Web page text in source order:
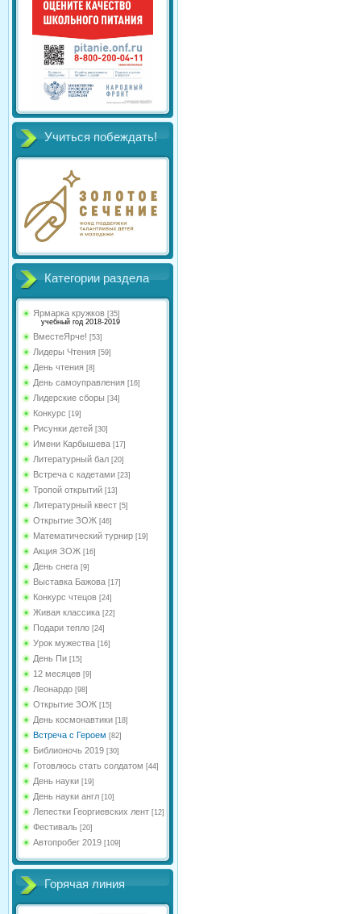
Учиться побеждать!
Категории раздела
Ярмарка кружков [35]
учебный год 2018-2019
ВместеЯрче! [53]
Лидеры Чтения [59]
День чтения [8]
День самоуправления [16]
Лидерские сборы [34]
Конкурс [19]
Рисунки детей [30]
Имени Карбышева [17]
Литературный бал [20]
Встреча с кадетами [23]
Тропой открытий [13]
Литературный квест [5]
Открытие ЗОЖ [46]
Математический турнир [19]
Акция ЗОЖ [16]
День снега [9]
Выставка Бажова [17]
Конкурс чтецов [24]
Живая классика [22]
Подари тепло [24]
Урок мужества [16]
День Пи [15]
12 месяцев [9]
Леонардо [98]
Открытие ЗОЖ [15]
День космонавтики [18]
Встреча с Героем [82]
Библионочь 2019 [30]
Готовлюсь стать солдатом [44]
День науки [19]
День науки англ [10]
Лепестки Георгиевских лент [12]
Фестиваль [20]
Автопробег 2019 [109]
Горячая линия